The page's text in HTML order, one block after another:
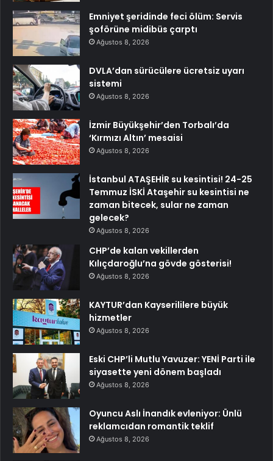
Emniyet şeridinde feci ölüm: Servis
şoförüne midibüs çarptı
Ağustos 8, 2026
DVLA’dan sürücülere ücretsiz uyarı
sistemi
Ağustos 8, 2026
İzmir Büyükşehir’den Torbalı’da
‘Kırmızı Altın’ mesaisi
Ağustos 8, 2026
İstanbul ATAŞEHİR su kesintisi! 24-25
Temmuz İSKİ Ataşehir su kesintisi ne
zaman bitecek, sular ne zaman
gelecek?
Ağustos 8, 2026
CHP’de kalan vekillerden
Kılıçdaroğlu’na gövde gösterisi!
Ağustos 8, 2026
KAYTUR’dan Kayserililere büyük
hizmetler
Ağustos 8, 2026
Eski CHP’li Mutlu Yavuzer: YENİ Parti ile
siyasette yeni dönem başladı
Ağustos 8, 2026
Oyuncu Aslı İnandık evleniyor: Ünlü
reklamcıdan romantik teklif
Ağustos 8, 2026